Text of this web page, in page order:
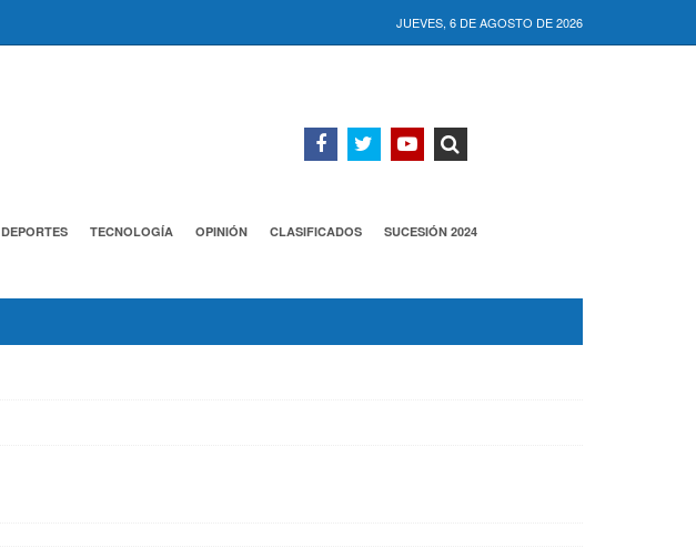
JUEVES, 6 DE AGOSTO DE 2026
DEPORTES TECNOLOGÍA OPINIÓN CLASIFICADOS SUCESIÓN 2024